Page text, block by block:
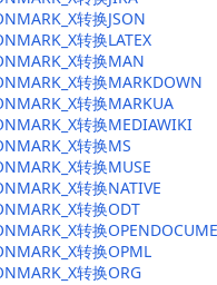
转换JSON
转换LATEX
转换MAN
转换MARKDOWN
转换MARKUA
转换MEDIAWIKI
转换MS
转换MUSE
转换NATIVE
转换ODT
转换
转换OPML
转换ORG